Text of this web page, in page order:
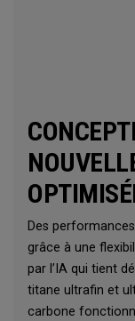
Des
grâce à une
par l’IA qui tient
titane ultrafin et
carbone